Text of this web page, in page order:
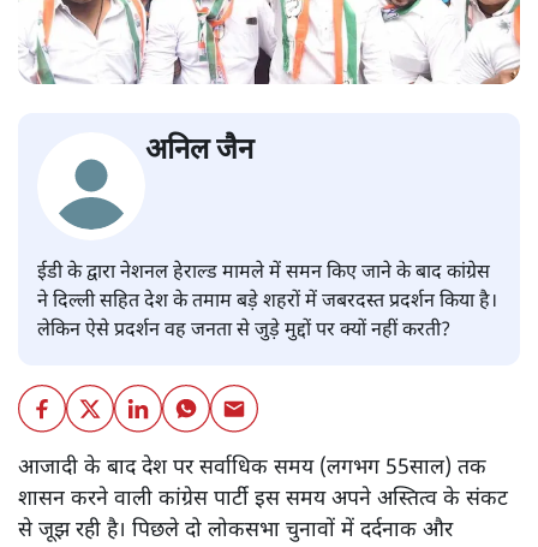
अनिल जैन
ईडी के द्वारा नेशनल हेराल्ड मामले में समन किए जाने के बाद कांग्रेस
ने दिल्ली सहित देश के तमाम बड़े शहरों में जबरदस्त प्रदर्शन किया है।
लेकिन ऐसे प्रदर्शन वह जनता से जुड़े मुद्दों पर क्यों नहीं करती?
आजादी के बाद देश पर सर्वाधिक समय (लगभग 55साल) तक
शासन करने वाली कांग्रेस पार्टी इस समय अपने अस्तित्व के संकट
से जूझ रही है। पिछले दो लोकसभा चुनावों में दर्दनाक और